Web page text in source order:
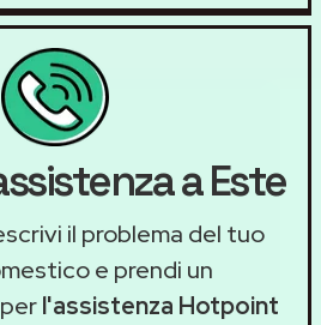
a Este
il problema del tuo
e prendi un
l'assistenza Hotpoint